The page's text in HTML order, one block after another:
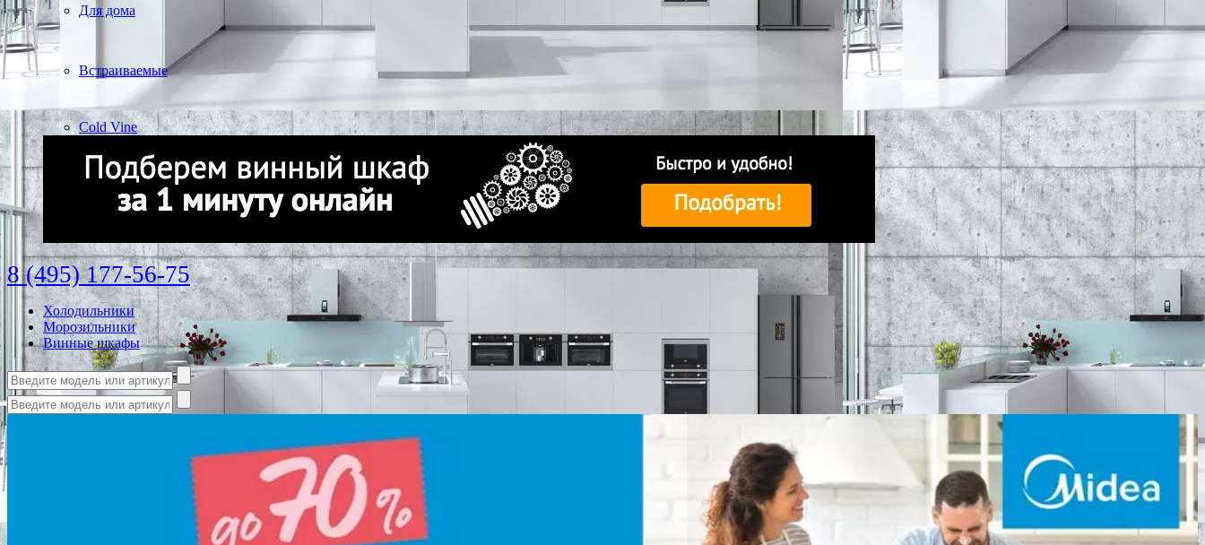
Для дома
Встраиваемые
Cold Vine
8 (495) 177-56-75
Холодильники
Морозильники
Винные шкафы